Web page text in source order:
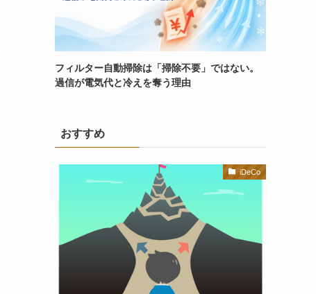
フィルター自動掃除は「掃除不要」ではない。
過信が電気代と冷えを奪う理由
おすすめ
iDeCo